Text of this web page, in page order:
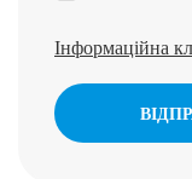
Інформаційна